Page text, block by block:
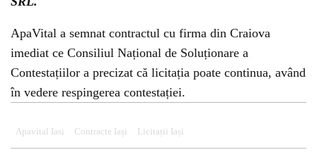
ApaVital a semnat contractul cu firma din Craiova
imediat ce Consiliul Național de Soluționare a
Contestațiilor a precizat că licitația poate continua, având
în vedere respingerea contestației.
Apavital Iasi Contracte Iași Licitații Iași